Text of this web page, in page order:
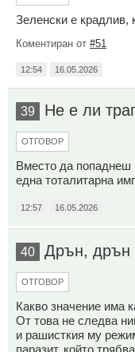
Зеленски е крадлив,
Коментиран от #51
12:54 16.05.2026
39 Не е ли
ОТГОВОР
Вместо да попаднеш
една тоталитарна
12:57 16.05.2026
40 Дрън, дрън
ОТГОВОР
Какво значение има
От това не следва
и рашисткия му
паразит, който